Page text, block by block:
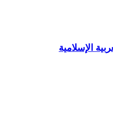
الإسلامية